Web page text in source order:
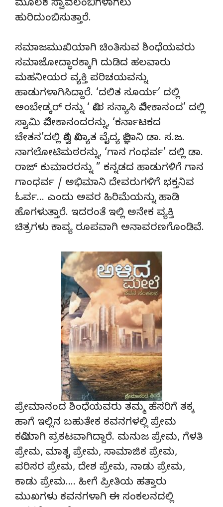
ಮೂಲಕ ಸ್ವಾವಲಂಬಿಗಳಾಗಲು
ಹುರಿದುಂಬಿಸುತ್ತಾರೆ.
ಸಮಾಜಮುಖಿಯಾಗಿ ಚಿಂತಿಸುವ ಶಿಂಧೆಯವರು
ಸಮಾಜೋದ್ಧಾರಕ್ಕಾಗಿ ದುಡಿದ ಹಲವಾರು
ಮಹನೀಯರ ವ್ಯಕ್ತಿ ಪರಿಚಯವನ್ನು
ಹಾಡುಗಳಾಗಿಸಿದ್ದಾರೆ. ‘ದಲಿತ ಸೂರ್ಯ’ ದಲ್ಲಿ
ಅಂಬೇಡ್ಕರ್ ರನ್ನು ‘ ವೀರ ಸನ್ಯಾಸಿ ವಿವೇಕಾನಂದ’ ದಲ್ಲಿ
ಸ್ವಾಮಿ ವಿವೇಕಾನಂದರನ್ನು, ‘ಕರ್ನಾಟಕದ
ಚೇತನ’ದಲ್ಲಿ ವಿಶ್ವ ವಿಖ್ಯಾತ ವೈದ್ಯ ವಿಜ್ಞಾನಿ ಡಾ. ಸ.ಜ.
ನಾಗಲೋಟಿಮಠರನ್ನು, ‘ಗಾನ ಗಂಧರ್ವ’ ದಲ್ಲಿ ಡಾ.
ರಾಜ್ ಕುಮಾರರನ್ನು ” ಕನ್ನಡದ ಹಾಡುಗಳಿಗೆ ಗಾನ
ಗಾಂಧರ್ವ / ಅಭಿಮಾನಿ ದೇವರುಗಳಿಗೆ ಭಕ್ತನಿವ
ಓರ್ವ… ಎಂದು ಅವರ ಹಿರಿಮೆಯನ್ನು ಹಾಡಿ
ಹೊಗಳುತ್ತಾರೆ. ಇದರಂತೆ ಇಲ್ಲಿ ಅನೇಕ ವ್ಯಕ್ತಿ
ಚಿತ್ರಗಳು ಕಾವ್ಯ ರೂಪವಾಗಿ ಅನಾವರಣಗೊಂಡಿವೆ.
ಪ್ರೇಮಾನಂದ ಶಿಂಧೆಯವರು ತಮ್ಮ ಹೆಸರಿಗೆ ತಕ್ಕ
ಹಾಗೆ ಇಲ್ಲಿನ ಬಹುತೇಕ ಕವನಗಳಲ್ಲಿ ಪ್ರೇಮ
ಕವಿಯಾಗಿ ಪ್ರಕಟವಾಗಿದ್ದಾರೆ. ಮನುಜ ಪ್ರೇಮ, ಗೆಳತಿ
ಪ್ರೇಮ, ಮಾತೃ ಪ್ರೇಮ, ಸಾಮಾಜಿಕ ಪ್ರೇಮ,
ಪರಿಸರ ಪ್ರೇಮ, ದೇಶ ಪ್ರೇಮ, ನಾಡು ಪ್ರೇಮ,
ಕಾಡು ಪ್ರೇಮ…. ಹೀಗೆ ಪ್ರೀತಿಯ ಹತ್ತಾರು
ಮುಖಗಳು ಕವನಗಳಾಗಿ ಈ ಸಂಕಲನದಲ್ಲಿ